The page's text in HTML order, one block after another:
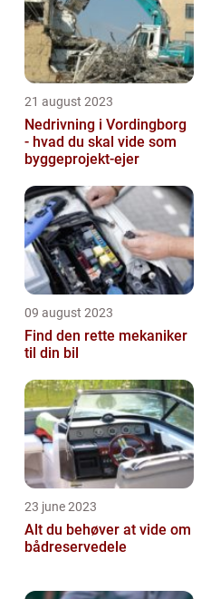
21 august 2023
Nedrivning i Vordingborg
- hvad du skal vide som
byggeprojekt-ejer
09 august 2023
Find den rette mekaniker
til din bil
23 june 2023
Alt du behøver at vide om
bådreservedele